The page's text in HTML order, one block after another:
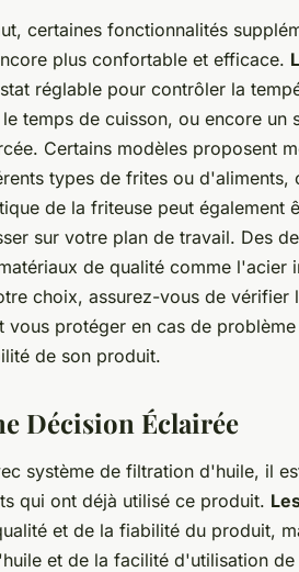
certaines fonctionnalités
plus confortable et efficace.
réglable pour contrôler la
temps de cuisson, ou encore un
Certains modèles proposent
types de frites ou d'aliments,
de la friteuse peut également
sur votre plan de travail. Des
de qualité comme l'acier
choix, assurez-vous de vérifier
protéger en cas de
de son produit.
Décision Éclairée
système de filtration d'huile, il
qui ont déjà utilisé ce produit.
et de la fiabilité du produit,
et de la facilité d'utilisation de